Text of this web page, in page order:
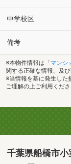
中学校区
備考
※本物件情報は「 マンシ
関する正確な情報、及
※当情報を基に発生した
ご理解の上ご利用くださ
千葉県船橋市